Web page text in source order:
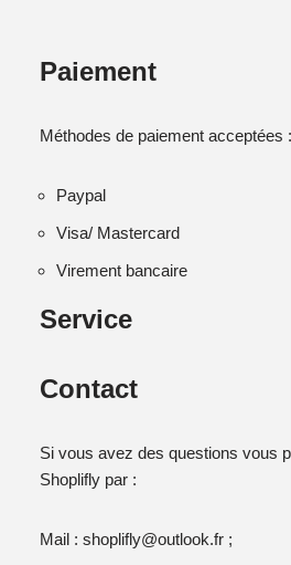
Paiement
Méthodes de paiement acceptées :
Paypal
Visa/ Mastercard
Virement bancaire
Service
Contact
Si vous avez des questions vous
Shoplifly par :
Mail : shoplifly@outlook.fr ;